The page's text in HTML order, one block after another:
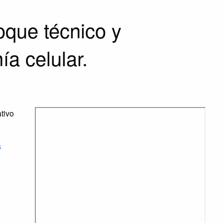
técnico y
celular.